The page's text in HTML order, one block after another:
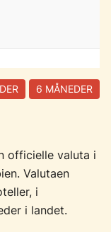
6 MÅNEDER
officielle valuta i
Valutaen
i
i landet.